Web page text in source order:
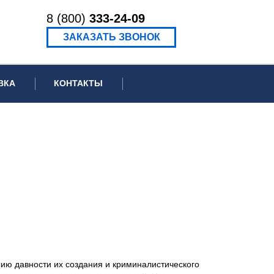
8 (800) 333-24-09
ЗАКАЗАТЬ ЗВОНОК
КОНТАКТЫ
давности их создания и криминалистического